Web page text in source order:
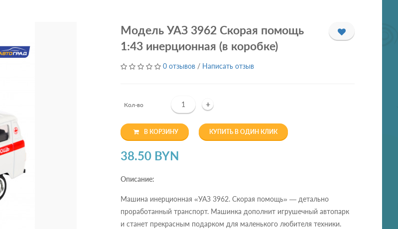
Модель УАЗ 3962 Скорая помощь
1:43 инерционная (в коробке)
0 отзывов / Написать отзыв
Кол-во +
В КОРЗИНУ КУПИТЬ В ОДИН КЛИК
38.50 BYN
Описание:
Машина инерционная «УАЗ 3962. Скорая помощь» — детально
проработанный транспорт. Машинка дополнит игрушечный автопарк
и станет прекрасным подарком для маленького любителя техники.